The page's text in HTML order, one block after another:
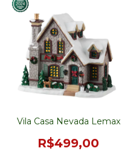
Vila Casa Nevada Lemax
R$499,00